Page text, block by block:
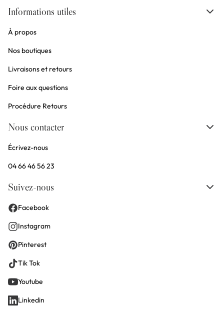
Informations utiles
À propos
Nos boutiques
Livraisons et retours
Foire aux questions
Procédure Retours
Nous contacter
Écrivez-nous
04 66 46 56 23
Suivez-nous
Facebook
Instagram
Pinterest
Tik Tok
Youtube
Linkedin